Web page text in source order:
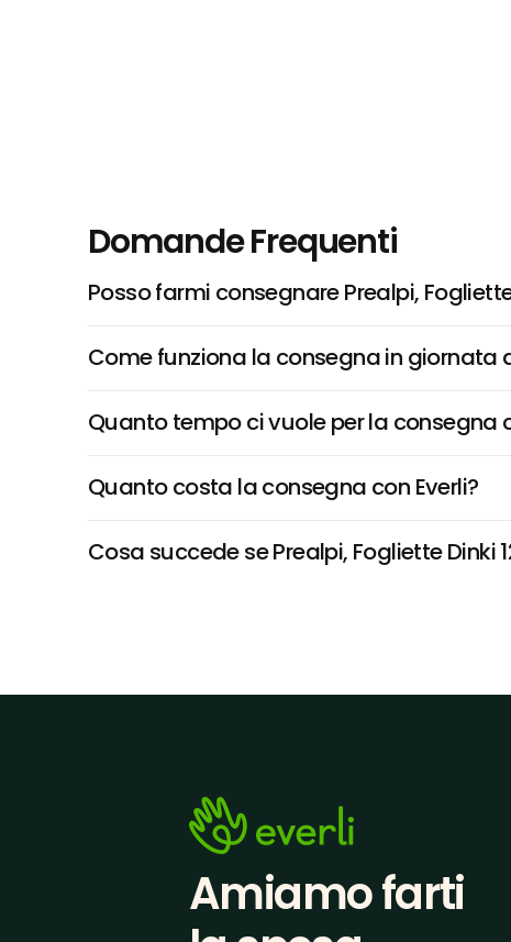
Domande Frequenti
Posso farmi consegnare Prealpi,
Come funziona la consegna in giornata
Quanto tempo ci vuole per la consegna
Quanto costa la consegna con Everli?
Cosa succede se Prealpi, Fogliette Dinki
Amiamo farti